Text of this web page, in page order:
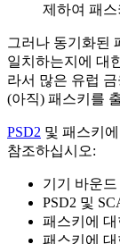
제하여 패
그러나 동기화된
일치하는지에 대
라서 많은 유럽
(아직) 패스키를
PSD2 및 패스키
참조하십시오:
기기 바운드
PSD2 및
패스키에 대
패스키에 대